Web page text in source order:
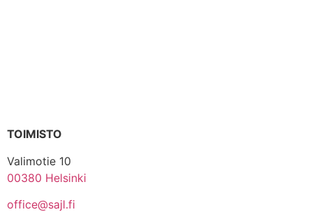
TOIMISTO
Valimotie 10
00380 Helsinki
office@sajl.fi